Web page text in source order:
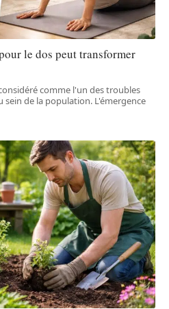
le dos peut transformer
comme l'un des troubles
sein de la population. L'émergence